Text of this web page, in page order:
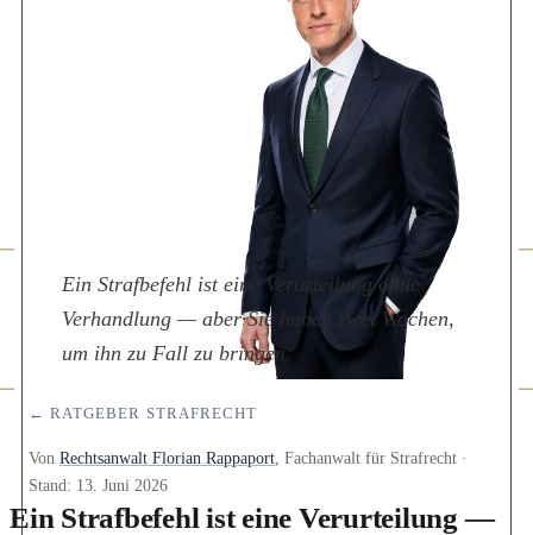
Ein Strafbefehl ist eine Verurteilung ohne
Verhandlung — aber Sie haben zwei Wochen,
um ihn zu Fall zu bringen.
← RATGEBER STRAFRECHT
Von Rechtsanwalt Florian Rappaport , Fachanwalt für Strafrecht ·
Stand: 13. Juni 2026
Ein Strafbefehl ist eine Verurteilung —